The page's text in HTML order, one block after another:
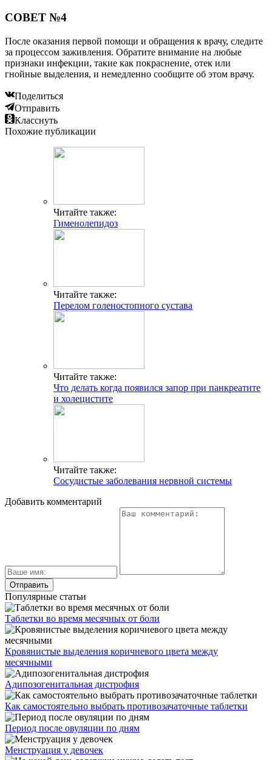
СОВЕТ №4
После оказания первой помощи и обращения к врачу, следите
за процессом заживления. Обратите внимание на любые
признаки инфекции, такие как покраснение, отек или
гнойные выделения, и немедленно сообщите об этом врачу.
Поделиться
Отправить
Класснуть
Похожие публикации
Читайте также:
Гименолепидоз
Читайте также:
Перелом голеностопного сустава
Читайте также:
Что делать когда появился запор при панкреатите
и холецистите
Читайте также:
Сосудистые заболевания нервной системы
Добавить комментарий
Популярные статьи
Таблетки во время месячных от боли
Кровянистые выделения коричневого цвета между
месячными
Адипозогенитальная дистрофия
Как самостоятельно выбрать противозачаточные таблетки
Период после овуляции по дням
Менструация у девочек